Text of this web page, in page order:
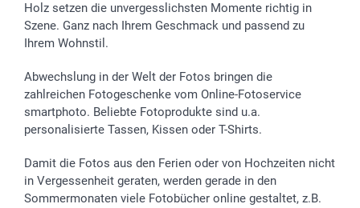
Geschenk-Gutscheine (PDF)
Partnerprogramme
Investor Relations
Widerrufsrecht
Hochzeit
Geburtstag
Zu allen Anlässen
Zahlungsmöglichkeiten
Anmelden /Registrieren
Status der Bestellung
smartfriends
smartgarantie
smartbonus
Holz setzen die unvergesslichsten Momente richtig in
Szene. Ganz nach Ihrem Geschmack und passend zu
Ihrem Wohnstil.
Abwechslung in der Welt der Fotos bringen die
zahlreichen Fotogeschenke vom Online-Fotoservice
smartphoto. Beliebte Fotoprodukte sind u.a.
personalisierte Tassen, Kissen oder T-Shirts.
Damit die Fotos aus den Ferien oder von Hochzeiten nicht
in Vergessenheit geraten, werden gerade in den
Sommermonaten viele Fotobücher online gestaltet, z.B.